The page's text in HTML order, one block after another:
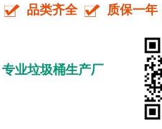
品类齐全 质保一年
专业垃圾桶生产厂